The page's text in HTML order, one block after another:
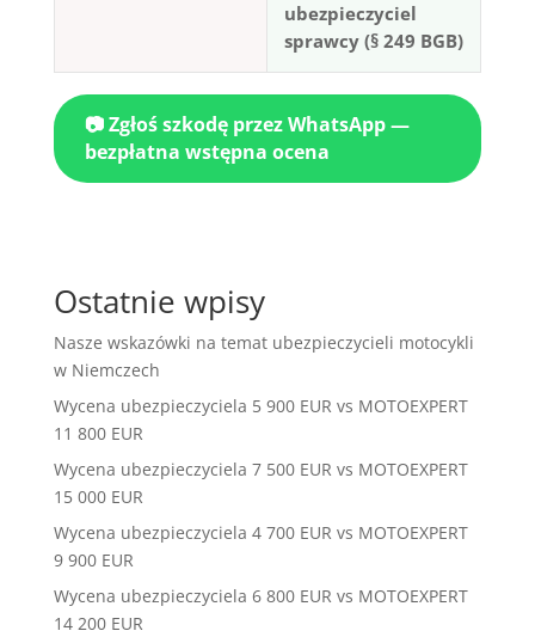
ubezpieczyciel
sprawcy (§ 249 BGB)
📷 Zgłoś szkodę przez WhatsApp —
bezpłatna wstępna ocena
Ostatnie wpisy
Nasze wskazówki na temat ubezpieczycieli motocykli
w Niemczech
Wycena ubezpieczyciela 5 900 EUR vs MOTOEXPERT
11 800 EUR
Wycena ubezpieczyciela 7 500 EUR vs MOTOEXPERT
15 000 EUR
Wycena ubezpieczyciela 4 700 EUR vs MOTOEXPERT
9 900 EUR
Wycena ubezpieczyciela 6 800 EUR vs MOTOEXPERT
14 200 EUR